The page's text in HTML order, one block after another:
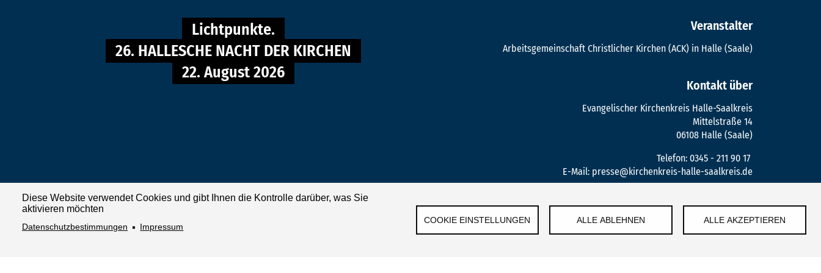
Diese Website verwendet Cookies und gibt Ihnen die Kontrolle darüber, was Sie
aktivieren möchten
Datenschutzbestimmungen Impressum
COOKIE EINSTELLUNGEN ALLE ABLEHNEN ALLE AKZEPTIEREN
Lichtpunkte.
26. HALLESCHE NACHT DER KIRCHEN
22. August 2026
Veranstalter
Arbeitsgemeinschaft Christlicher Kirchen (ACK) in Halle (Saale)
Kontakt über
Evangelischer Kirchenkreis Halle-Saalkreis
Mittelstraße 14
06108 Halle (Saale)
Telefon: 0345 - 211 90 17
E-Mail: presse@kirchenkreis-halle-saalkreis.de
Cookie-Einstellungen|Login